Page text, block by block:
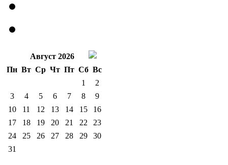
Август 2026
Пн Вт Ср Чт Пт Сб Вс
1
2
3
4 5 6 7 8
9
10
11 12 13 14 15
16
17
18 19 20 21 22
23
24
25 26 27 28 29
30
31